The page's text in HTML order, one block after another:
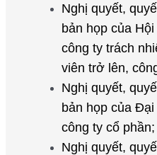
Nghị quyết,
bản họp của
công ty trách
viên trở lên,
Nghị quyết,
bản họp của
công ty cổ phần;
Nghị quyết,